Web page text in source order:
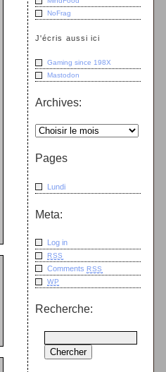
NoFrag
J'écris aussi ici
Gaming since 198X
Mastodon
Archives:
Pages
Lundi
Meta:
Log in
RSS
Comments RSS
WP
Recherche: